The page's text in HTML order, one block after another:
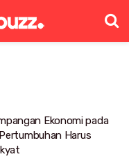
Ekonomi pada
Harus